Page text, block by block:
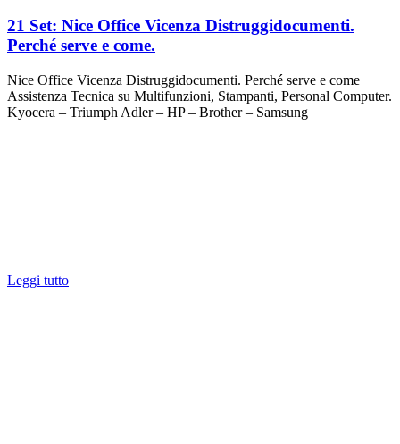
21 Set: Nice Office Vicenza Distruggidocumenti.
Perché serve e come.
Nice Office Vicenza Distruggidocumenti. Perché serve e come
Assistenza Tecnica su Multifunzioni, Stampanti, Personal Computer.
Kyocera – Triumph Adler – HP – Brother – Samsung
Leggi tutto